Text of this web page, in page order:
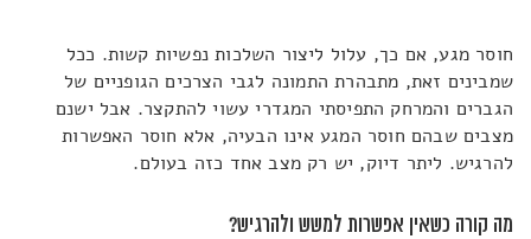
חוסר מגע, אם כך, עלול ליצור השלכות נפשיות קשות. ככל
שמבינים זאת, מתבהרת התמונה לגבי הצרכים הגופניים של
הגברים והמרחק התפיסתי המגדרי עשוי להתקצר. אבל ישנם
מצבים שבהם חוסר המגע אינו הבעיה, אלא חוסר האפשרות
להרגיש. ליתר דיוק, יש רק מצב אחד כזה בעולם.
מה קורה כשאין אפשרות למשש ולהרגיש?